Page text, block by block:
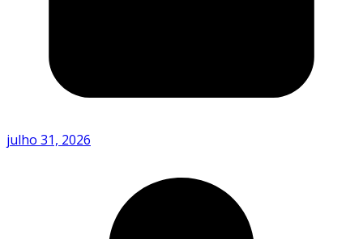
julho 31, 2026